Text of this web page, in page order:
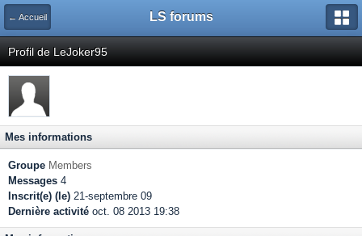
← Accueil LS forums
Profil de LeJoker95
Mes informations
Groupe Members
Messages 4
Inscrit(e) (le) 21-septembre 09
Dernière activité oct. 08 2013 19:38